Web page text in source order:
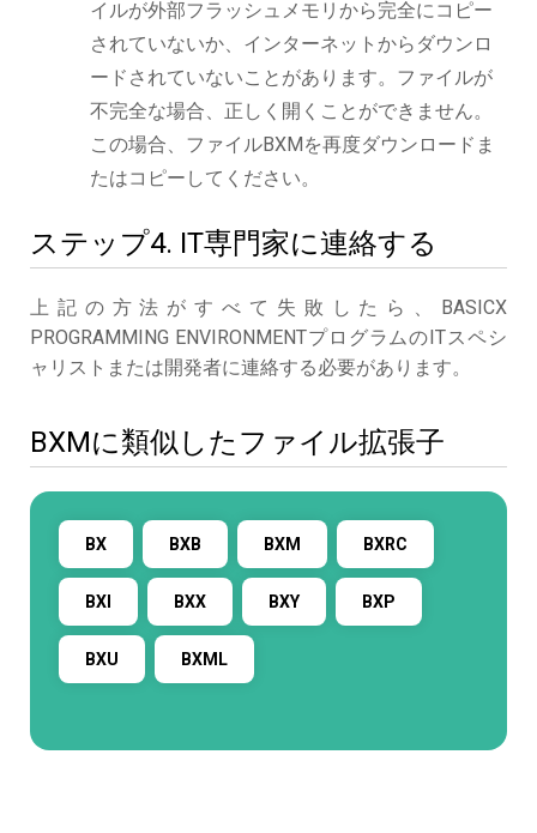
イルが外部フラッシュメモリから完全にコピー
されていないか、インターネットからダウンロ
ードされていないことがあります。ファイルが
不完全な場合、正しく開くことができません。
この場合、ファイルBXMを再度ダウンロードま
たはコピーしてください。
ステップ4. IT専門家に連絡する
上記の方法がすべて失敗したら、BASICX
PROGRAMMING ENVIRONMENTプログラムのITスペシ
ャリストまたは開発者に連絡する必要があります。
BXMに類似したファイル拡張子
BX BXB BXM BXRC
BXI BXX BXY BXP
BXU BXML